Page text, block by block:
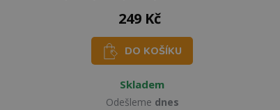
249 Kč
DO KOŠÍKU
Skladem
Odešleme dnes